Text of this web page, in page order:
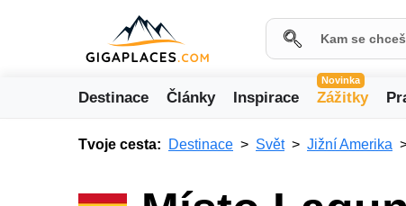
Destinace Články Inspirace
Novinka
Zážitky
Tvoje cesta: Destinace Svět Jižní Amerika